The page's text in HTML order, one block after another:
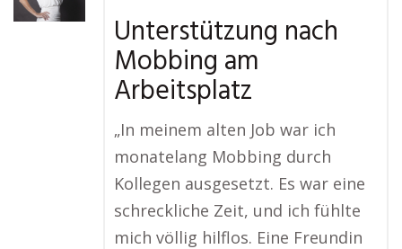
Unterstützung nach
Mobbing am
Arbeitsplatz
„In meinem alten Job war ich
monatelang Mobbing durch
Kollegen ausgesetzt. Es war eine
schreckliche Zeit, und ich fühlte
mich völlig hilflos. Eine Freundin